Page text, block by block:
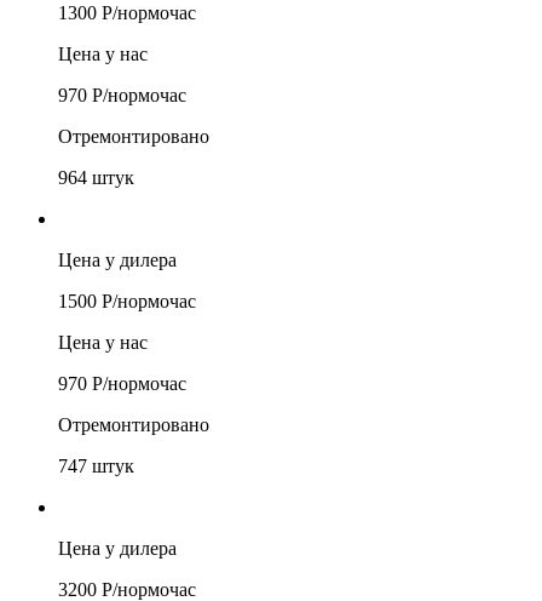
1300 Р/нормочас
Цена у нас
970 Р/нормочас
Отремонтировано
964 штук
Цена у дилера
1500 Р/нормочас
Цена у нас
970 Р/нормочас
Отремонтировано
747 штук
Цена у дилера
3200 Р/нормочас